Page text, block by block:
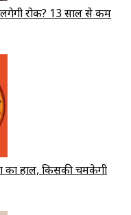
लगेगी रोक? 13 साल से कम
का हाल, किसकी चमकेगी